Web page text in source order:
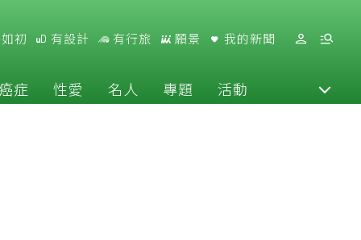
初 有設計 有行旅 願景 我的新聞
症 性愛 名人 專題 活動